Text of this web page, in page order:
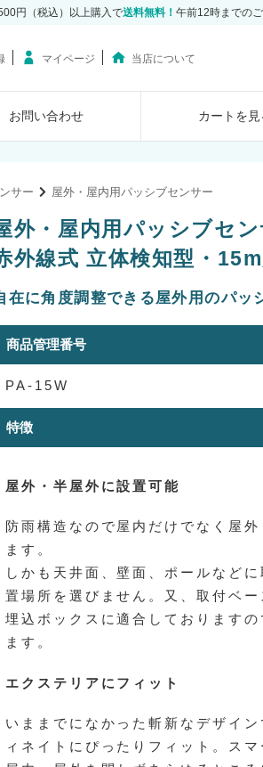
円（税込）以上購入で送料無料！ 午前12時までの
マイページ 当店について
お問い合わせ カートを見
サー 屋外・屋内用パッシブセンサー
外・屋内用パッシブセ
外線式 立体検知型・
在に角度調整できる屋外用のパッ
商品管理番号
PA-15W
特徴
屋外・半屋外に設置可能
防雨構造なので屋内だけでなく屋
ます。
しかも天井面、壁面、ポールなど
置場所を選びません。又、取付ベ
埋込ボックスに適合しております
ます。
エクステリアにフィット
いままでになかった斬新なデザイ
ィネイトにぴったりフィット。ス